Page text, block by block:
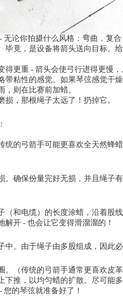
无论你拍摄什么风格：弯曲，复
毕竟，是设备将箭头送向目标。
得更重 - 箭头会使弓行进得更慢
带粘性的感觉。如果琴弦感觉干
，则在比赛前加蜡。
，那根绳子太远了！扔掉它。
统的弓箭手可能更喜欢全天然蜂
。确保份量完好无损，并且绳子
（和电缆）的长度涂蜡，沿着股
开 - 也会让它变得滑溜溜的！
中。由于绳子由多股组成，因此
。（传统的弓箭手通常更喜欢皮
下推，以均匀蜡的扩散。尽可能
的琴弦就准备好了！